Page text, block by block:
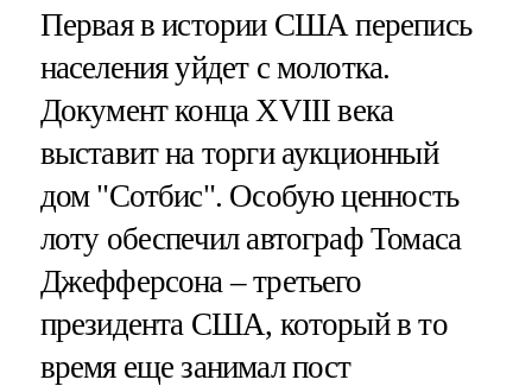
Первая в истории США перепись
населения уйдет с молотка.
Документ конца XVIII века
выставит на торги аукционный
дом "Сотбис". Особую ценность
лоту обеспечил автограф Томаса
Джефферсона – третьего
президента США, который в то
время еще занимал пост